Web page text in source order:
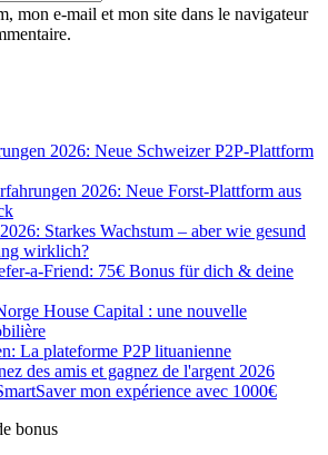
mon e-mail et mon site dans le navigateur
2026: Neue Schweizer P2P-Plattform
2026: Neue Forst-Plattform aus
Starkes Wachstum – aber wie gesund
wirklich?
a-Friend: 75€ Bonus für dich & deine
House Capital : une nouvelle
La plateforme P2P lituanienne
des amis et gagnez de l'argent 2026
mon expérience avec 1000€
bonus